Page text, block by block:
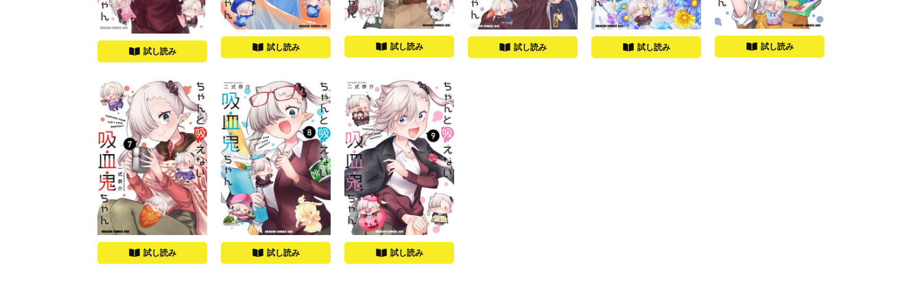
試し読み 試し読み 試し読み 試し読み 試し読み 試し読み
試し読み 試し読み 試し読み